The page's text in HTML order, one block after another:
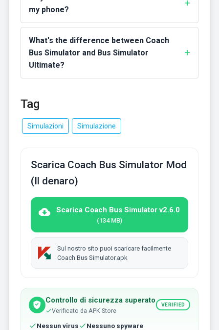
my phone?
What's the difference between Coach
Bus Simulator and Bus Simulator
Ultimate?
Tag
Simulazioni Simulazione
Scarica Coach Bus Simulator Mod
(Il denaro)
Scarica Coach Bus Simulator v2.6.0
(134 MB)
Sul nostro sito puoi scaricare facilmente
Coach Bus Simulator.apk
Controllo di sicurezza superato
Verificato da APK Store
VERIFIED
Nessun virus
Nessuno spyware